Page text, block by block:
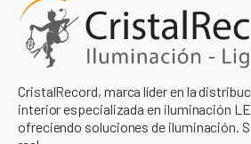
CristalRecord, marca líder en la
interior especializada en iluminación
ofreciendo soluciones de iluminación.